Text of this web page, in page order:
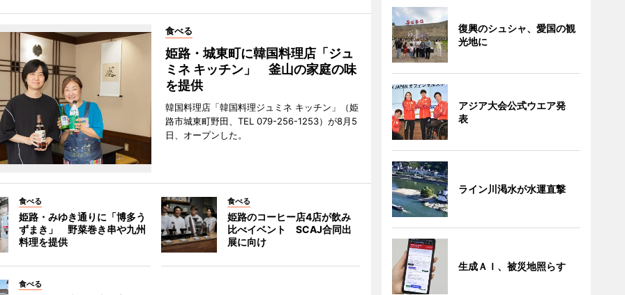
食べる
姫路・城東町に韓国料理店「ジュ
ミネ キッチン」 釜山の家庭の味
を提供
韓国料理店「韓国料理ジュミネ キッチン」（姫
路市城東町野田、TEL 079-256-1253）が8月5
日、オープンした。
食べる
姫路・みゆき通りに「博多う
ずまき」 野菜巻き串や九州
料理を提供
食べる
姫路のコーヒー店4店が飲み
比べイベント SCAJ合同出
展に向け
食べる
復興のシュシャ、愛国の観
光地に
アジア大会公式ウエア発
表
ライン川渇水が水運直撃
生成ＡＩ、被災地照らす